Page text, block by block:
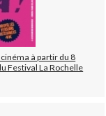
à partir du 8
Festival La Rochelle